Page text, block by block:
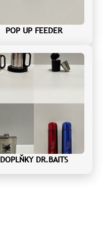
POP UP FEEDER
DOPLŇKY DR.BAITS